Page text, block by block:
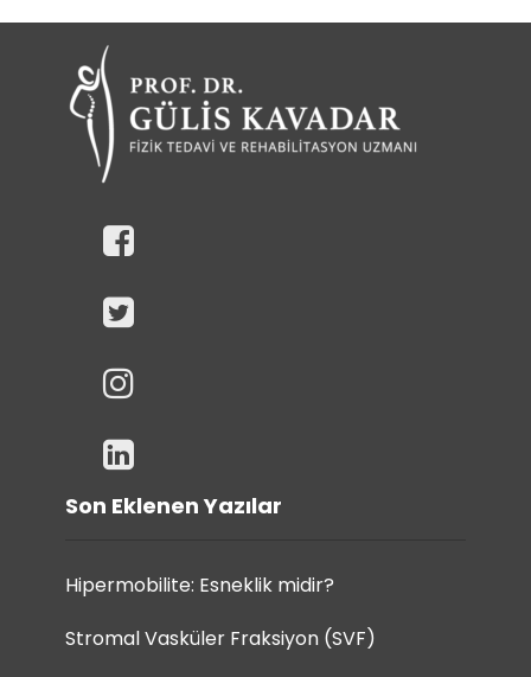
Son Eklenen Yazılar
Hipermobilite: Esneklik midir?
Stromal Vasküler Fraksiyon (SVF)